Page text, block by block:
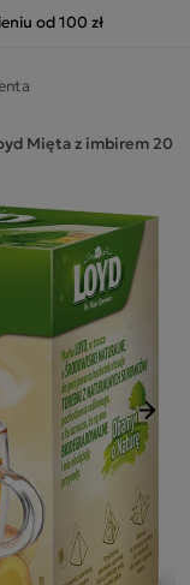
od 100 zł
Mięta z imbirem 20